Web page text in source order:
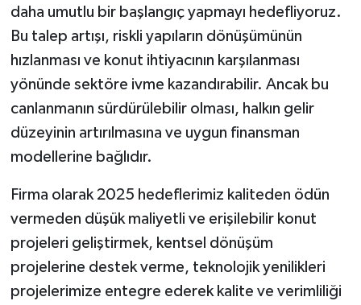
daha umutlu bir başlangıç yapmayı hedefliyoruz.
Bu talep artışı, riskli yapıların dönüşümünün
hızlanması ve konut ihtiyacının karşılanması
yönünde sektöre ivme kazandırabilir. Ancak bu
canlanmanın sürdürülebilir olması, halkın gelir
düzeyinin artırılmasına ve uygun finansman
modellerine bağlıdır.
Firma olarak 2025 hedeflerimiz kaliteden ödün
vermeden düşük maliyetli ve erişilebilir konut
projeleri geliştirmek, kentsel dönüşüm
projelerine destek verme, teknolojik yenilikleri
projelerimize entegre ederek kalite ve verimliliği